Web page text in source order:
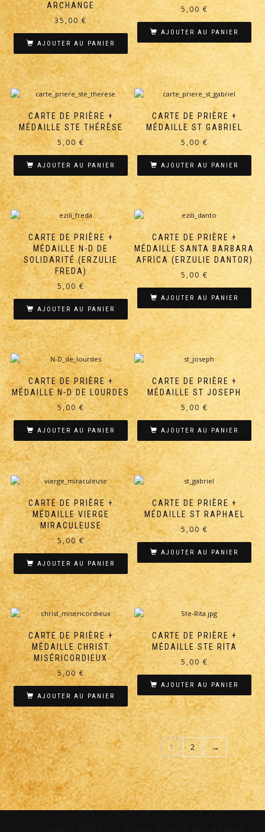
ARCHANGE
35,00€
AJOUTER AU PANIER
5,00 €
AJOUTER AU PANIER
CARTE DE PRIÈRE +
MÉDAILLE STE THÉRÈSE
5,00 €
AJOUTER AU PANIER
CARTE DE PRIÈRE +
MÉDAILLE ST GABRIEL
5,00€
AJOUTER AU PANIER
CARTE DE PRIÈRE +
MÉDAILLE N-D DE
SOLIDARITÉ (ERZULIE
FREDA)
5,00 €
AJOUTER AU PANIER
CARTE DE PRIÈRE +
MÉDAILLE SANTA BARBARA
AFRICA (ERZULIE DANTOR)
5,00 €
AJOUTER AU PANIER
CARTE DE PRIÈRE +
MÉDAILLE N-D DE LOURDES
5,00€
AJOUTER AU PANIER
CARTE DE PRIÈRE +
MÉDAILLE ST JOSEPH
5,00 €
AJOUTER AU PANIER
CARTE DE PRIÈRE +
MÉDAILLE VIERGE
MIRACULEUSE
5,00€
AJOUTER AU PANIER
CARTE DE PRIÈRE +
MÉDAILLE ST RAPHAEL
5,00 €
AJOUTER AU PANIER
CARTE DE PRIÈRE +
MÉDAILLE CHRIST
MISÉRICORDIEUX
5,00€
AJOUTER AU PANIER
CARTE DE PRIÈRE +
MÉDAILLE STE RITA
5,00 €
AJOUTER AU PANIER
1 2 →